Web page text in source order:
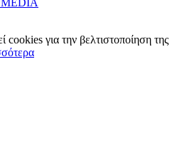
cookies για την βελτιστοποίηση της